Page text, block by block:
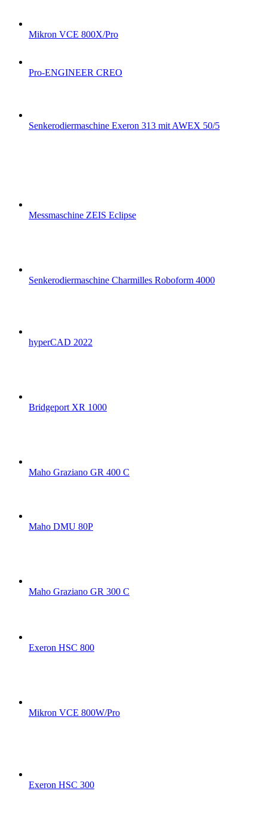
Mikron VCE 800X/Pro
Pro-ENGINEER CREO
Senkerodiermaschine Exeron 313 mit AWEX 50/5
Messmaschine ZEIS Eclipse
Senkerodiermaschine Charmilles Roboform 4000
hyperCAD 2022
Bridgeport XR 1000
Maho Graziano GR 400 C
Maho DMU 80P
Maho Graziano GR 300 C
Exeron HSC 800
Mikron VCE 800W/Pro
Exeron HSC 300